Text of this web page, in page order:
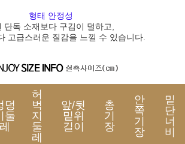
형태 안정성
단독 소재보다 구김이 덜하고,
고급스러운 질감을 느낄 수 있습니다.
덩
둘
레
허
벅
지
둘
레
앞/뒷
밑위
길이
총
기
장
안
쪽
기
장
밑
단
너
비